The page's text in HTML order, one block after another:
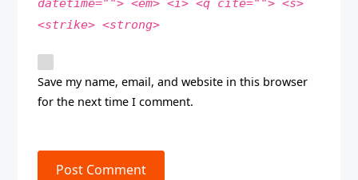
datetime=""> <em> <i> <q cite=""> <s>
<strike> <strong>
Save my name, email, and website in this browser
for the next time I comment.
Post Comment